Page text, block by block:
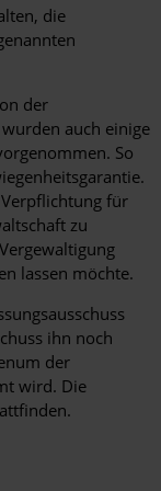
die
der
auch einige
So
für
zu
lassen möchte.
ihn noch
der
wird. Die